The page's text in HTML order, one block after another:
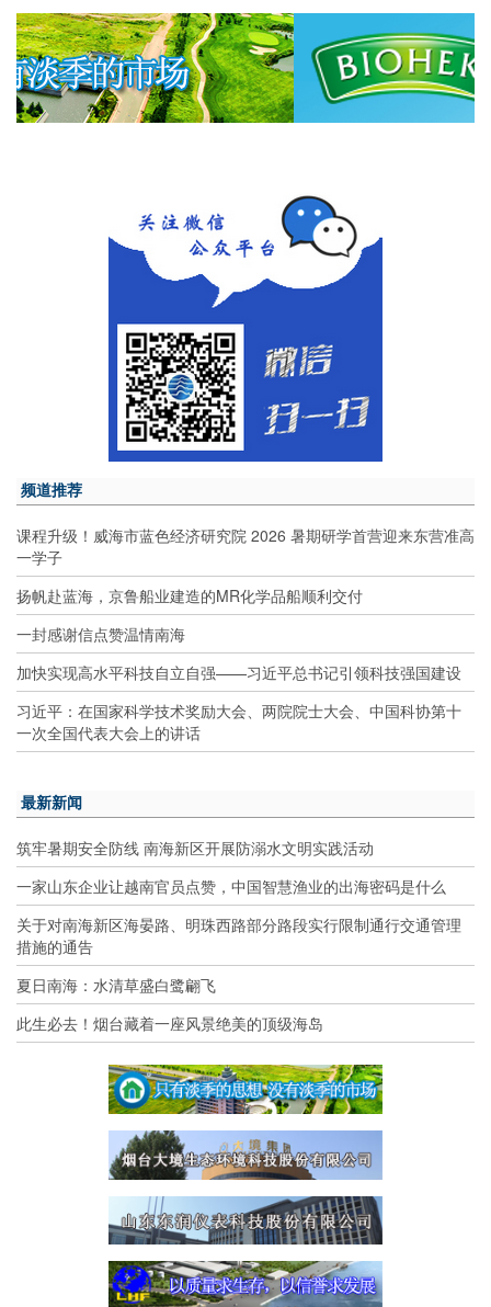
频道推荐
课程升级！威海市蓝色经济研究院 2026 暑期研学首营迎来东营准高
一学子
扬帆赴蓝海，京鲁船业建造的MR化学品船顺利交付
一封感谢信点赞温情南海
加快实现高水平科技自立自强——习近平总书记引领科技强国建设
习近平：在国家科学技术奖励大会、两院院士大会、中国科协第十
一次全国代表大会上的讲话
最新新闻
筑牢暑期安全防线 南海新区开展防溺水文明实践活动
一家山东企业让越南官员点赞，中国智慧渔业的出海密码是什么
关于对南海新区海晏路、明珠西路部分路段实行限制通行交通管理
措施的通告
夏日南海：水清草盛白鹭翩飞
此生必去！烟台藏着一座风景绝美的顶级海岛